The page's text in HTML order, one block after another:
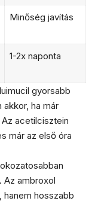
Minőség javítás
1-2x naponta
gyorsabb
ha már
acetilcisztein
már az első óra
. Az ambroxol
hanem hosszabb